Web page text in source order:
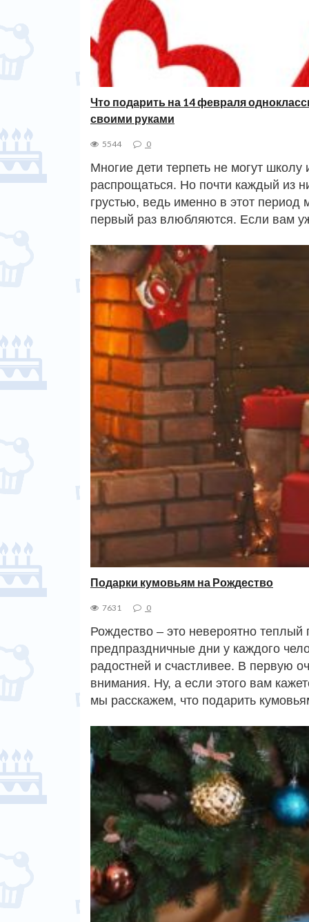
Что подарить на 14 февраля
своими руками
5544 0
Многие дети терпеть не могут школу
распрощаться. Но почти каждый из
грустью, ведь именно в этот
первый раз влюбляются. Если вам
Подарки кумовьям на Рождество
7631 0
Рождество – это невероятно
предпраздничные дни у каждого
радостней и счастливее. В первую
внимания. Ну, а если этого вам
мы расскажем, что подарить